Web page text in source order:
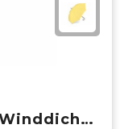
Verdure 190T Pongee 23" Winddichte haakparaplu Auto open